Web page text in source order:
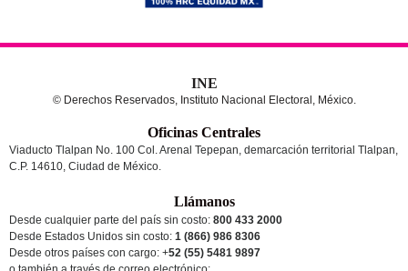
INE
© Derechos Reservados, Instituto Nacional Electoral, México.
Oficinas Centrales
Viaducto Tlalpan No. 100 Col. Arenal Tepepan, demarcación territorial Tlalpan,
C.P. 14610, Ciudad de México.
Llámanos
Desde cualquier parte del país sin costo: 800 433 2000
Desde Estados Unidos sin costo: 1 (866) 986 8306
Desde otros países con cargo: +52 (55) 5481 9897